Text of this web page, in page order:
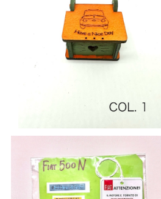
イタリア製 木製アクセサリーケース
¥1,540